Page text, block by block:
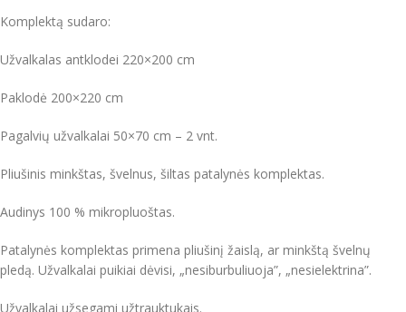
Komplektą sudaro:
Užvalkalas antklodei 220×200 cm
Paklodė 200×220 cm
Pagalvių užvalkalai 50×70 cm – 2 vnt.
Pliušinis minkštas, švelnus, šiltas patalynės komplektas.
Audinys 100 % mikropluoštas.
Patalynės komplektas primena pliušinį žaislą, ar minkštą švelnų
pledą. Užvalkalai puikiai dėvisi, „nesiburbuliuoja”, „nesielektrina”.
Užvalkalai užsegami užtrauktukais.